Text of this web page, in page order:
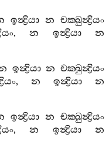
ඉන්‍ද්‍රියා න චක‍්ඛුන්‍ද්‍රියං
,න ඉන්‍ද්‍රියා
න
ඉන්‍ද්‍රියා න චක‍්ඛුන්‍ද්‍රියං
,න ඉන්‍ද්‍රියා
න
ඉන්‍ද්‍රියා න චක‍්ඛුන්‍ද්‍රියං
,න ඉන්‍ද්‍රියා
න